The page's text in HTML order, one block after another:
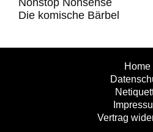
Die komische Bärbel
Home
Vertrag